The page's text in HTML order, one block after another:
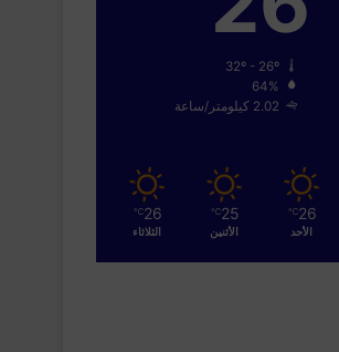
64%
2.02 كيلومتر/ساعة
26
℃
الأحد
25
℃
الأثنين
26
℃
الثلاثاء